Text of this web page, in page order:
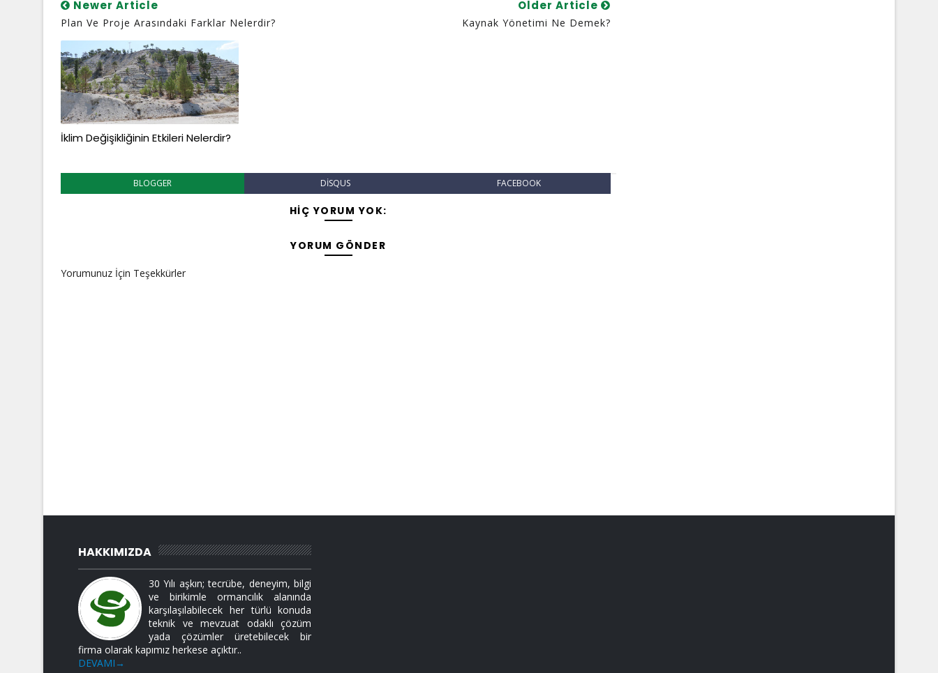
Newer Article
Plan Ve Proje Arasındaki Farklar Nelerdir?
Older Article
Kaynak Yönetimi Ne Demek?
İklim Değişikliğinin Etkileri Nelerdir?
BLOGGER DISQUS FACEBOOK
HIÇ YORUM YOK:
YORUM GÖNDER
Yorumunuz İçin Teşekkürler
HAKKIMIZDA
30 Yılı aşkın; tecrübe, deneyim, bilgi
ve birikimle ormancılık alanında
karşılaşılabilecek her türlü konuda
teknik ve mevzuat odaklı çözüm
yada çözümler üretebilecek bir
firma olarak kapımız herkese açıktır..
DEVAMI→